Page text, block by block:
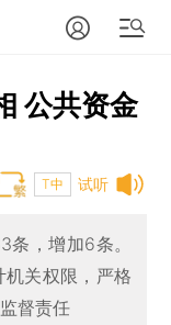
公共资金
试听
T中
，增加6条。
关权限，严格
督责任